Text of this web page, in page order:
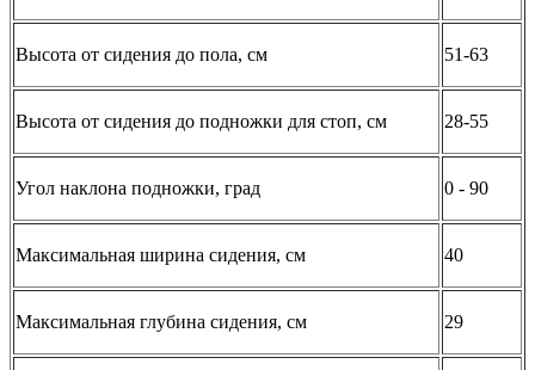
Высота от сидения до пола, см 51-63
Высота от сидения до подножки для стоп, см 28-55
Угол наклона подножки, град 0 - 90
Максимальная ширина сидения, см 40
Максимальная глубина сидения, см 29